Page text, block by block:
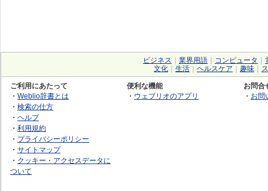
ビジネス 業界用語 コンピュータ
文化
生活 ヘルスケア 趣味
ご利用にあたって
・ Weblio辞書とは
・ 検索の仕方
・ ヘルプ
・ 利用規約
・ プライバシーポリシー
・ サイトマップ
・ クッキー・アクセスデータに
ついて
便利な機能
・ ウェブリオのアプリ
お問合
・ お問